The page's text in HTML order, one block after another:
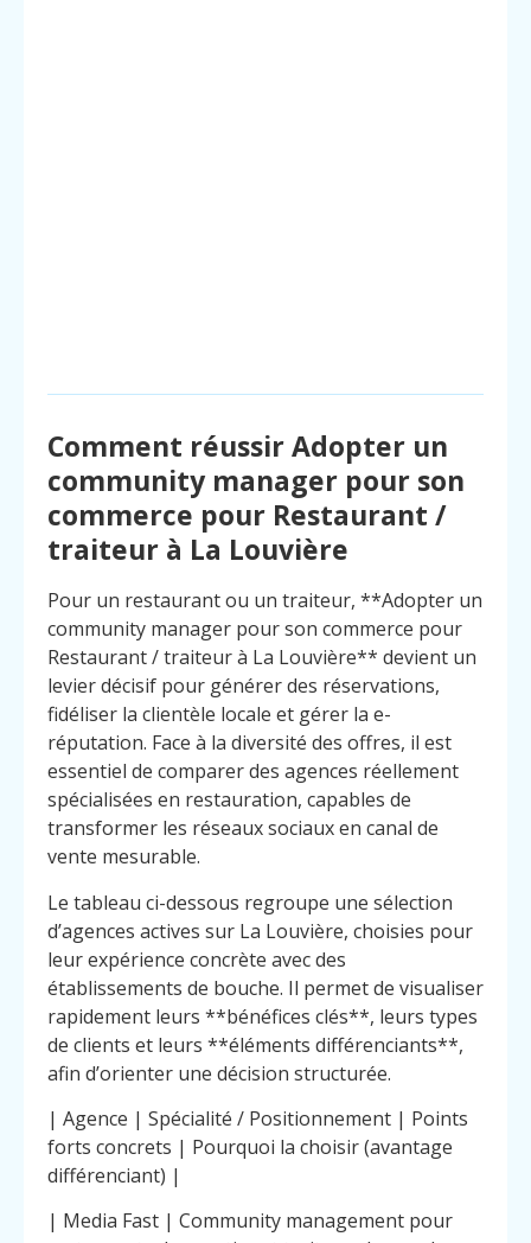
Comment réussir Adopter un
community manager pour son
commerce pour Restaurant /
traiteur à La Louvière
Pour un restaurant ou un traiteur, **Adopter un
community manager pour son commerce pour
Restaurant / traiteur à La Louvière** devient un
levier décisif pour générer des réservations,
fidéliser la clientèle locale et gérer la e-
réputation. Face à la diversité des offres, il est
essentiel de comparer des agences réellement
spécialisées en restauration, capables de
transformer les réseaux sociaux en canal de
vente mesurable.
Le tableau ci-dessous regroupe une sélection
d’agences actives sur La Louvière, choisies pour
leur expérience concrète avec des
établissements de bouche. Il permet de visualiser
rapidement leurs **bénéfices clés**, leurs types
de clients et leurs **éléments différenciants**,
afin d’orienter une décision structurée.
| Agence | Spécialité / Positionnement | Points
forts concrets | Pourquoi la choisir (avantage
différenciant) |
| Media Fast | Community management pour